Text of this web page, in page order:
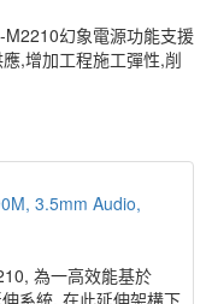
幻象電源功能支援
,增加工程施工彈性,削
3.5mm Audio,
為一高效能基於
系統. 在此延伸架構下